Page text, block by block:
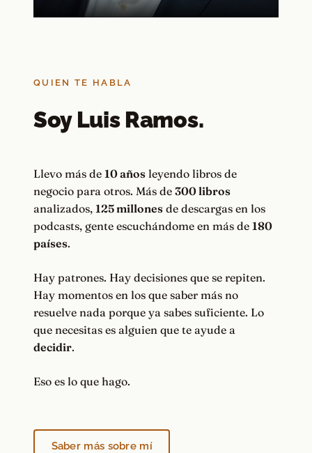
QUIEN TE HABLA
Soy Luis Ramos.
Llevo más de 10 años leyendo libros de
negocio para otros. Más de 300 libros
analizados, 125 millones de descargas en los
podcasts, gente escuchándome en más de 180
países.
Hay patrones. Hay decisiones que se repiten.
Hay momentos en los que saber más no
resuelve nada porque ya sabes suficiente. Lo
que necesitas es alguien que te ayude a
decidir.
Eso es lo que hago.
Saber más sobre mí